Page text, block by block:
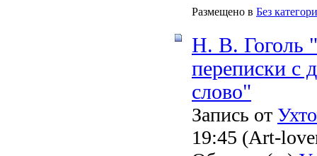
Размещено в Без
Н. В. Гоголь
переписки с
слово"
Запись от
19:45 (Art-